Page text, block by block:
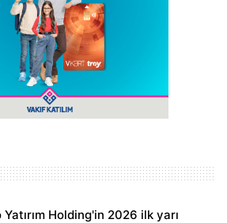
Yatırım Holding'in 2026 ilk yarı